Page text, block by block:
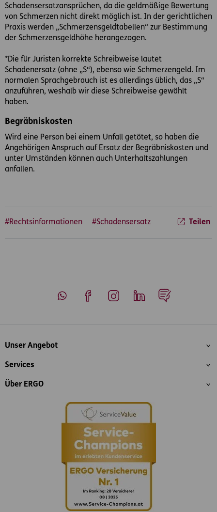
Schadensersatzansprüchen, da die geldmäßige Bewertung
von Schmerzen nicht direkt möglich ist. In der gerichtlichen
Praxis werden „Schmerzensgeldtabellen“ zur Bestimmung
der Schmerzensgeldhöhe herangezogen.
*Die für Juristen korrekte Schreibweise lautet
Schadenersatz (ohne „S“), ebenso wie Schmerzengeld. Im
normalen Sprachgebrauch ist es allerdings üblich, das „S“
anzuführen, weshalb wir diese Schreibweise gewählt
haben.
Begräbniskosten
Wird eine Person bei einem Unfall getötet, so haben die
Angehörigen Anspruch auf Ersatz der Begräbniskosten und
unter Umständen können auch Unterhaltszahlungen
anfallen.
#Rechtsinformationen #Schadensersatz Teilen
Inhaltsübersicht
Unser Angebot
Services
Über ERGO